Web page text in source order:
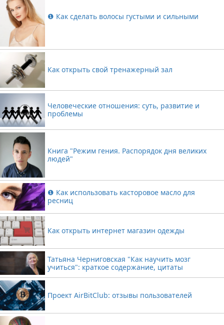
❶ Как сделать волосы густыми и сильными
Как открыть свой тренажерный зал
Человеческие отношения: суть, развитие и
проблемы
Книга "Режим гения. Распорядок дня великих
людей"
❶ Как использовать касторовое масло для
ресниц
Как открыть интернет магазин одежды
Татьяна Черниговская "Как научить мозг
учиться": краткое содержание, цитаты
Проект AirBitClub: отзывы пользователей